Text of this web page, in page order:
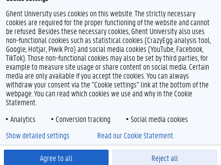
Research Explorer
F
a
c
e
b
o
o
k
L
i
n
k
e
d
I
Y
o
u
T
u
b
e
I
n
s
t
a
g
r
Feedback
Privacy
Disclaimer
Toegankelijkheid
© 2026 Universiteit Gent
Ghent University uses cookies on this website. The strictly necessary
cookies are required for the proper functioning of the website and cannot
be refused. Besides these necessary cookies, Ghent University also uses
non-functional cookies such as statistical cookies (CrazyEgg analysis tool,
Google, Hotjar, Piwik Pro) and social media cookies (YouTube, Facebook,
TikTok). Those non-functional cookies may also be set by third parties, for
example to measure site usage or share content on social media. Certain
media are only available if you accept the cookies. You can always
withdraw your consent via the "Cookie settings" link at the bottom of the
webpage. You can read which cookies we use and why in the Cookie
Statement.
Analytics
Conversion tracking Social media cookies
Agree to all Reject all
Show detailed settings Read our Cookie Statement.